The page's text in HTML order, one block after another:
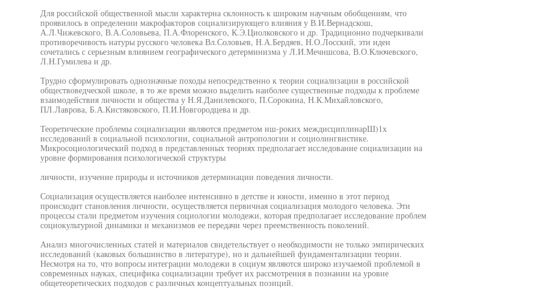
Для российской общественной мысли характерна склонность к широким научным обобщениям, что
проявилось в определении макрофакторов социализирующего влияния у В.И.Вернадскош,
А.Л.Чижевского, В.А.Соловьева, П.А.Флоренского, К.Э.Циолковского и др. Традиционно подчеркивали
противоречивость натуры русского человека Вл.Соловьев, Н.А.Бердяев, Н.О.Лосский, эти идеи
сочетались с серьезным влиянием географического детерминизма у Л.И.Мечншсова, В.О.Ключевского,
Л.Н.Гумилева и др.
Трудно сформулировать однозначные походы непосредственно к теории социализации в российской
обществоведческой школе, в то же время можно выделить наиболее существенные подходы к проблеме
взаимодействия личности и общества у Н.Я.Данилевского, П.Сорокина, Н.К.Михайловского,
ПЛ.Лаврова, Б.А.Кистяковского, П.И.Новгородцева и др.
Теоретические проблемы социализации являются предметом нш-роких междисциплинарШ)1х
исследований в социальной психологии, социальной антропологии и социолингвистике.
Микросоциологический подход в представленных теориях предполагает исследование социализации на
уровне формирования психологической структуры
личности, изучение природы и источников детерминации поведения личности.
Социализация осуществляется наиболее интенсивно в детстве и юности, именно в этот период
происходит становления личности, осуществляется первичная социализация молодого человека. Эти
процессы стали предметом изучения социологии молодежи, которая предполагает исследование проблем
социокультурной динамики и механизмов ее передачи через преемственность поколений.
Анализ многочисленных статей и материалов свидетельствует о необходимости не только эмпирических
исследований (каковых большинство в литературе), но и дальнейшей фундаментализации теории.
Несмотря на то, что вопросы интеграции молодежи в социум являются широко изучаемой проблемой в
современных науках, специфика социализации требует их рассмотрения в познании на уровне
общетеоретических подходов с различных концептуальных позиций.